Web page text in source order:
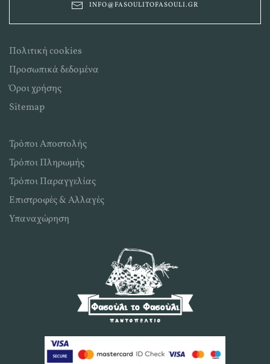
INFO@FASOULITOFASOULI.GR
Πολιτική cookies
Προσωπικά δεδομένα
Όροι χρήσης
Sitemap
Τρόποι Αποστολής
Τρόποι Πληρωμής
Τρόποι Παραγγελίας
Επιστροφές & Αλλαγές
Υπαναχώρηση